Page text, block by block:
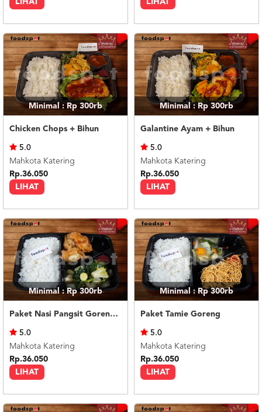
Minimal : Rp 300rb
Chicken Chops + Bihun
LIHAT
5.0
Mahkota Katering
Rp.36.050
Minimal : Rp 300rb
Galantine Ayam + Bihun
LIHAT
5.0
Mahkota Katering
Rp.36.050
Minimal : Rp 300rb
Paket Nasi Pangsit Goreng Cap Jay
LIHAT
5.0
Mahkota Katering
Rp.36.050
Minimal : Rp 300rb
Paket Tamie Goreng
LIHAT
5.0
Mahkota Katering
Rp.36.050